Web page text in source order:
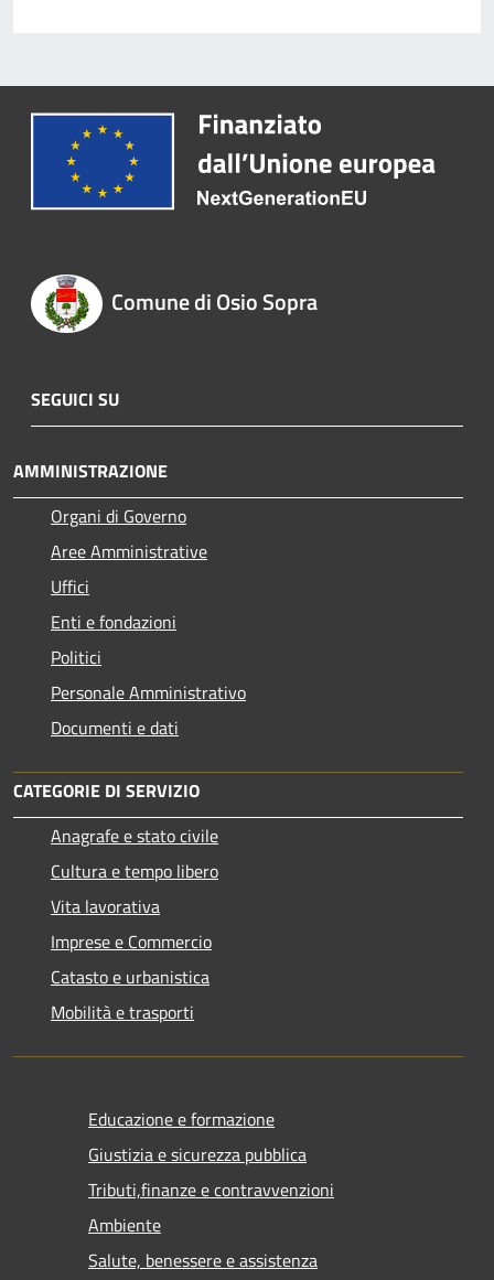
Comune di Osio Sopra
SEGUICI SU
AMMINISTRAZIONE
Organi di Governo
Aree Amministrative
Uffici
Enti e fondazioni
Politici
Personale Amministrativo
Documenti e dati
CATEGORIE DI SERVIZIO
Anagrafe e stato civile
Cultura e tempo libero
Vita lavorativa
Imprese e Commercio
Catasto e urbanistica
Mobilità e trasporti
Educazione e formazione
Giustizia e sicurezza pubblica
Tributi,finanze e contravvenzioni
Ambiente
Salute, benessere e assistenza